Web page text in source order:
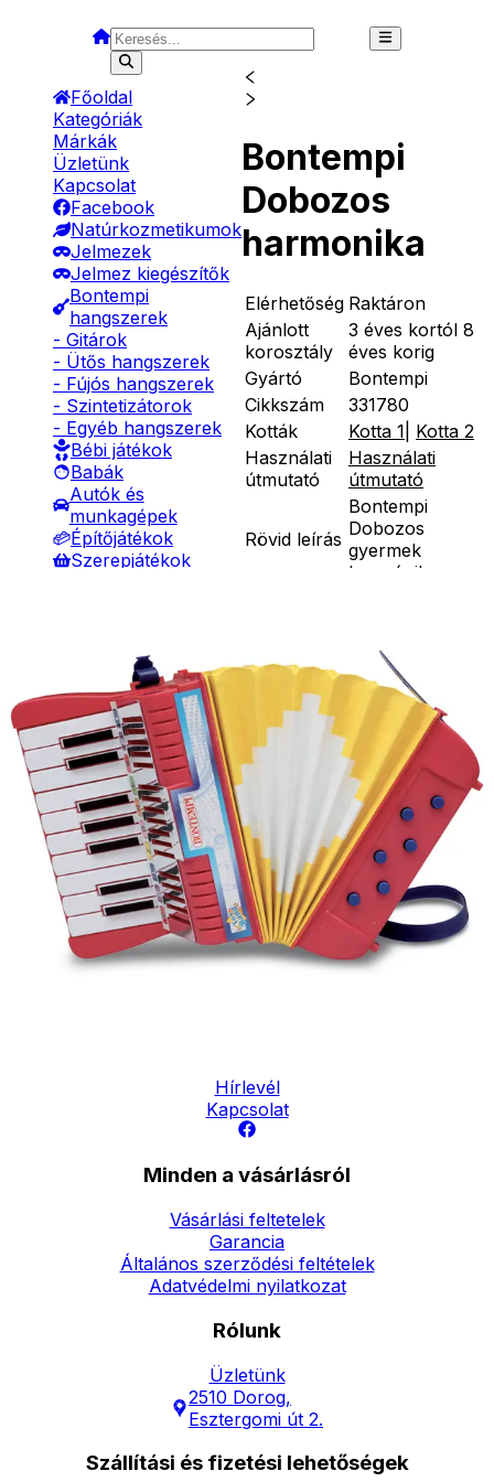
Főoldal
Kategóriák
Márkák
Üzletünk
Kapcsolat
Facebook
Natúrkozmetikumok
Jelmezek
Jelmez kiegészítők
Bontempi
hangszerek
- Gitárok
- Ütős hangszerek
- Fújós hangszerek
- Szintetizátorok
- Egyéb hangszerek
Bébi játékok
Babák
Autók és
munkagépek
Építőjátékok
Szerepjátékok
- Gyurmák
Társasjátékok
Asztali játékok
Nyári játékok
- Homokozójátékok
- Műanyag hajók
- Hinta, csúszda
- Ütők, dobálók
- Strandcikkek
- Egyéb nyári játékok
Lábbal hajtós
járművek
Téli játékok
Bontempi
Dobozos
harmonika
Elérhetőség Raktáron
Ajánlott
korosztály
3 éves kortól 8
éves korig
Gyártó
Bontempi
Cikkszám
331780
Kották
Kotta 1 Kotta 2
Használati
útmutató
Használati
útmutató
Rövid leírás
Bontempi
Dobozos
gyermek
harmónika
Részletes
basszus
gombbal,
vállpánttal.
Mérete:
21*12*21 cm.
Ár
12990 Ft 13990
Ft
Kosárba
Szállítás:
- Csomagautomata: 1190
forinttól
- Házhozszállítás: 2190
forinttól
- Személyes átvétel:
Hírlevél
Kapcsolat
Minden a vásárlásról
Vásárlási feltetelek
Garancia
Általános szerződési feltételek
Adatvédelmi nyilatkozat
Rólunk
Üzletünk
2510 Dorog,
Esztergomi út 2.
Szállítási és fizetési lehetőségek